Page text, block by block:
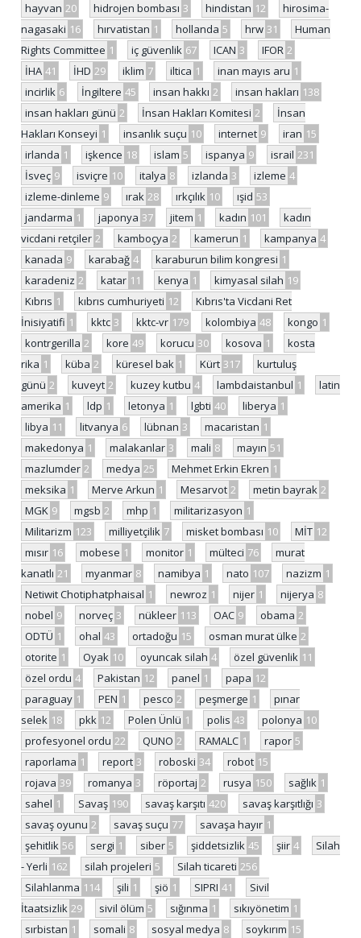
hayvan 20 hidrojen bombası 3 hindistan 12
hirosima-
nagasaki 16 hırvatistan 1 hollanda 5 hrw 31
Human
Rights Committee 1 iç güvenlik 67 ICAN 3 IFOR 2
İHA 41 İHD 29 iklim 7 iltica 1 inan mayıs aru 1
incirlik 6 İngiltere 45 insan hakkı 2 insan hakları 138
insan hakları günü 2 İnsan Hakları Komitesi 2
İnsan
Hakları Konseyi 1 insanlık suçu 10 internet 9 iran 15
irlanda 1 işkence 18 islam 5 ispanya 9 israil 231
İsveç 9 isviçre 10 italya 8 izlanda 3 izleme 4
izleme-dinleme 9 ırak 28 ırkçılık 10 ışid 53
jandarma 1 japonya 37 jitem 1 kadın 101
kadın
vicdani retçiler 2 kamboçya 2 kamerun 1 kampanya 4
kanada 9 karabağ 4 karaburun bilim kongresi 1
karadeniz 2 katar 11 kenya 1 kimyasal silah 19
Kıbrıs 1 kıbrıs cumhuriyeti 12
Kıbrıs'ta Vicdani Ret
İnisiyatifi 1 kktc 3 kktc-vr 179 kolombiya 48 kongo 1
kontrgerilla 2 kore 49 korucu 30 kosova 1
kosta
rika 1 küba 2 küresel bak 1 Kürt 317
kurtuluş
günü 2 kuveyt 2 kuzey kutbu 4 lambdaistanbul 1
latin
amerika 1 ldp 1 letonya 1 lgbti 40 liberya 1
libya 11 litvanya 6 lübnan 3 macaristan 1
makedonya 1 malakanlar 3 mali 8 mayın 51
mazlumder 2 medya 25 Mehmet Erkin Ekren 1
meksika 1 Merve Arkun 1 Mesarvot 2 metin bayrak 2
MGK 9 mgsb 2 mhp 1 militarizasyon 1
Militarizm 123 milliyetçilik 7 misket bombası 10 MİT 12
mısır 16 mobese 1 monitor 1 mülteci 76
murat
kanatlı 21 myanmar 8 namibya 1 nato 107 nazizm 1
Netiwit Chotiphatphaisal 1 newroz 1 nijer 1 nijerya 8
nobel 9 norveç 3 nükleer 113 OAC 9 obama 2
ODTÜ 1 ohal 43 ortadoğu 15 osman murat ülke 2
otorite 1 Oyak 10 oyuncak silah 4 özel güvenlik 11
özel ordu 4 Pakistan 12 panel 1 papa 12
paraguay 1 PEN 1 pesco 2 peşmerge 1
pınar
selek 18 pkk 12 Polen Ünlü 1 polis 43 polonya 10
profesyonel ordu 22 QUNO 2 RAMALC 1 rapor 5
raporlama 1 report 3 roboski 34 robot 15
rojava 39 romanya 3 röportaj 2 rusya 150 sağlık 1
sahel 1 Savaş 190 savaş karşıtı 420 savaş karşıtlığı 3
savaş oyunu 2 savaş suçu 77 savaşa hayır 1
şehitlik 56 sergi 1 siber 5 şiddetsizlik 45 şiir 4
Silah
- Yerli 162 silah projeleri 5 Silah ticareti 256
Silahlanma 114 şili 1 şiö 1 SIPRI 41
Sivil
İtaatsizlik 29 sivil ölüm 5 sığınma 1 sıkıyönetim 1
sırbistan 1 somali 8 sosyal medya 8 soykırım 15